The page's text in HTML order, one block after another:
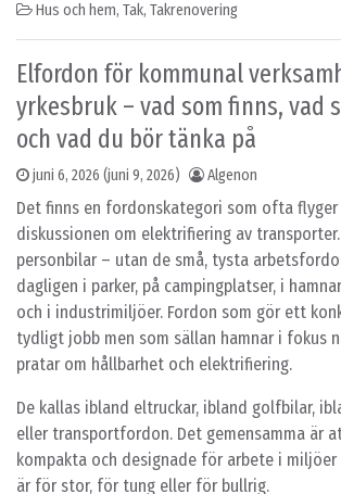
Hus och hem, Tak, Takrenovering
Elfordon för kommunal
yrkesbruk – vad som finns, vad
och vad du bör tänka på
juni 6, 2026 (juni 9, 2026) Algenon
Det finns en fordonskategori som ofta flyger
diskussionen om elektrifiering av
personbilar – utan de små, tysta
dagligen i parker, på campingplatser, i
och i industrimiljöer. Fordon som gör ett
tydligt jobb men som sällan hamnar i fokus
pratar om hållbarhet och elektrifiering.
De kallas ibland eltruckar, ibland golfbilar,
eller transportfordon. Det gemensamma är
kompakta och designade för arbete i
är för stor, för tung eller för bullrig.